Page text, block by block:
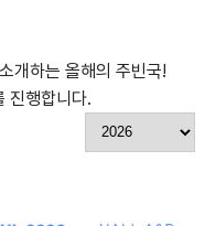
개하는 올해의 주빈국!
진행합니다.